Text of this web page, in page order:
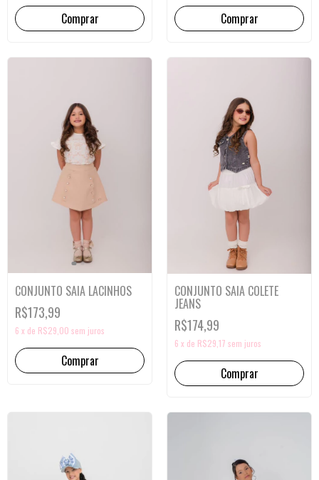
Comprar Comprar
CONJUNTO SAIA LACINHOS
R$173,99
6 x de R$29,00 sem juros
Comprar
CONJUNTO SAIA COLETE
JEANS
R$174,99
6 x de R$29,17 sem juros
Comprar